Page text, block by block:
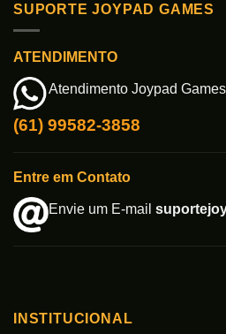
SUPORTE JOYPAD GAMES
ATENDIMENTO
Atendimento Joypad Games
(61) 99582-3858
Entre em Contato
Envie um E-mail
INSTITUCIONAL